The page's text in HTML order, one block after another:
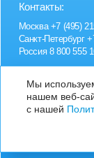
Контакты:
Москва+7 (495)
Санкт-Петербург
Россия 8 800 555
Мы
нашем веб-
с нашей